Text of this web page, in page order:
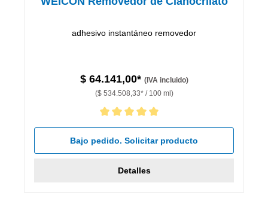
adhesivo instantáneo removedor
$ 64.141,00* (IVA incluido)
($ 534.508,33* / 100 ml)
Calificación promedio de 5 de 5 estrellas
Bajo pedido. Solicitar producto
Detalles